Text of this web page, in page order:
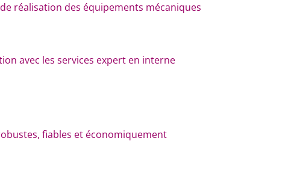
réalisation des équipements mécaniques
avec les services expert en interne
fiables et économiquement